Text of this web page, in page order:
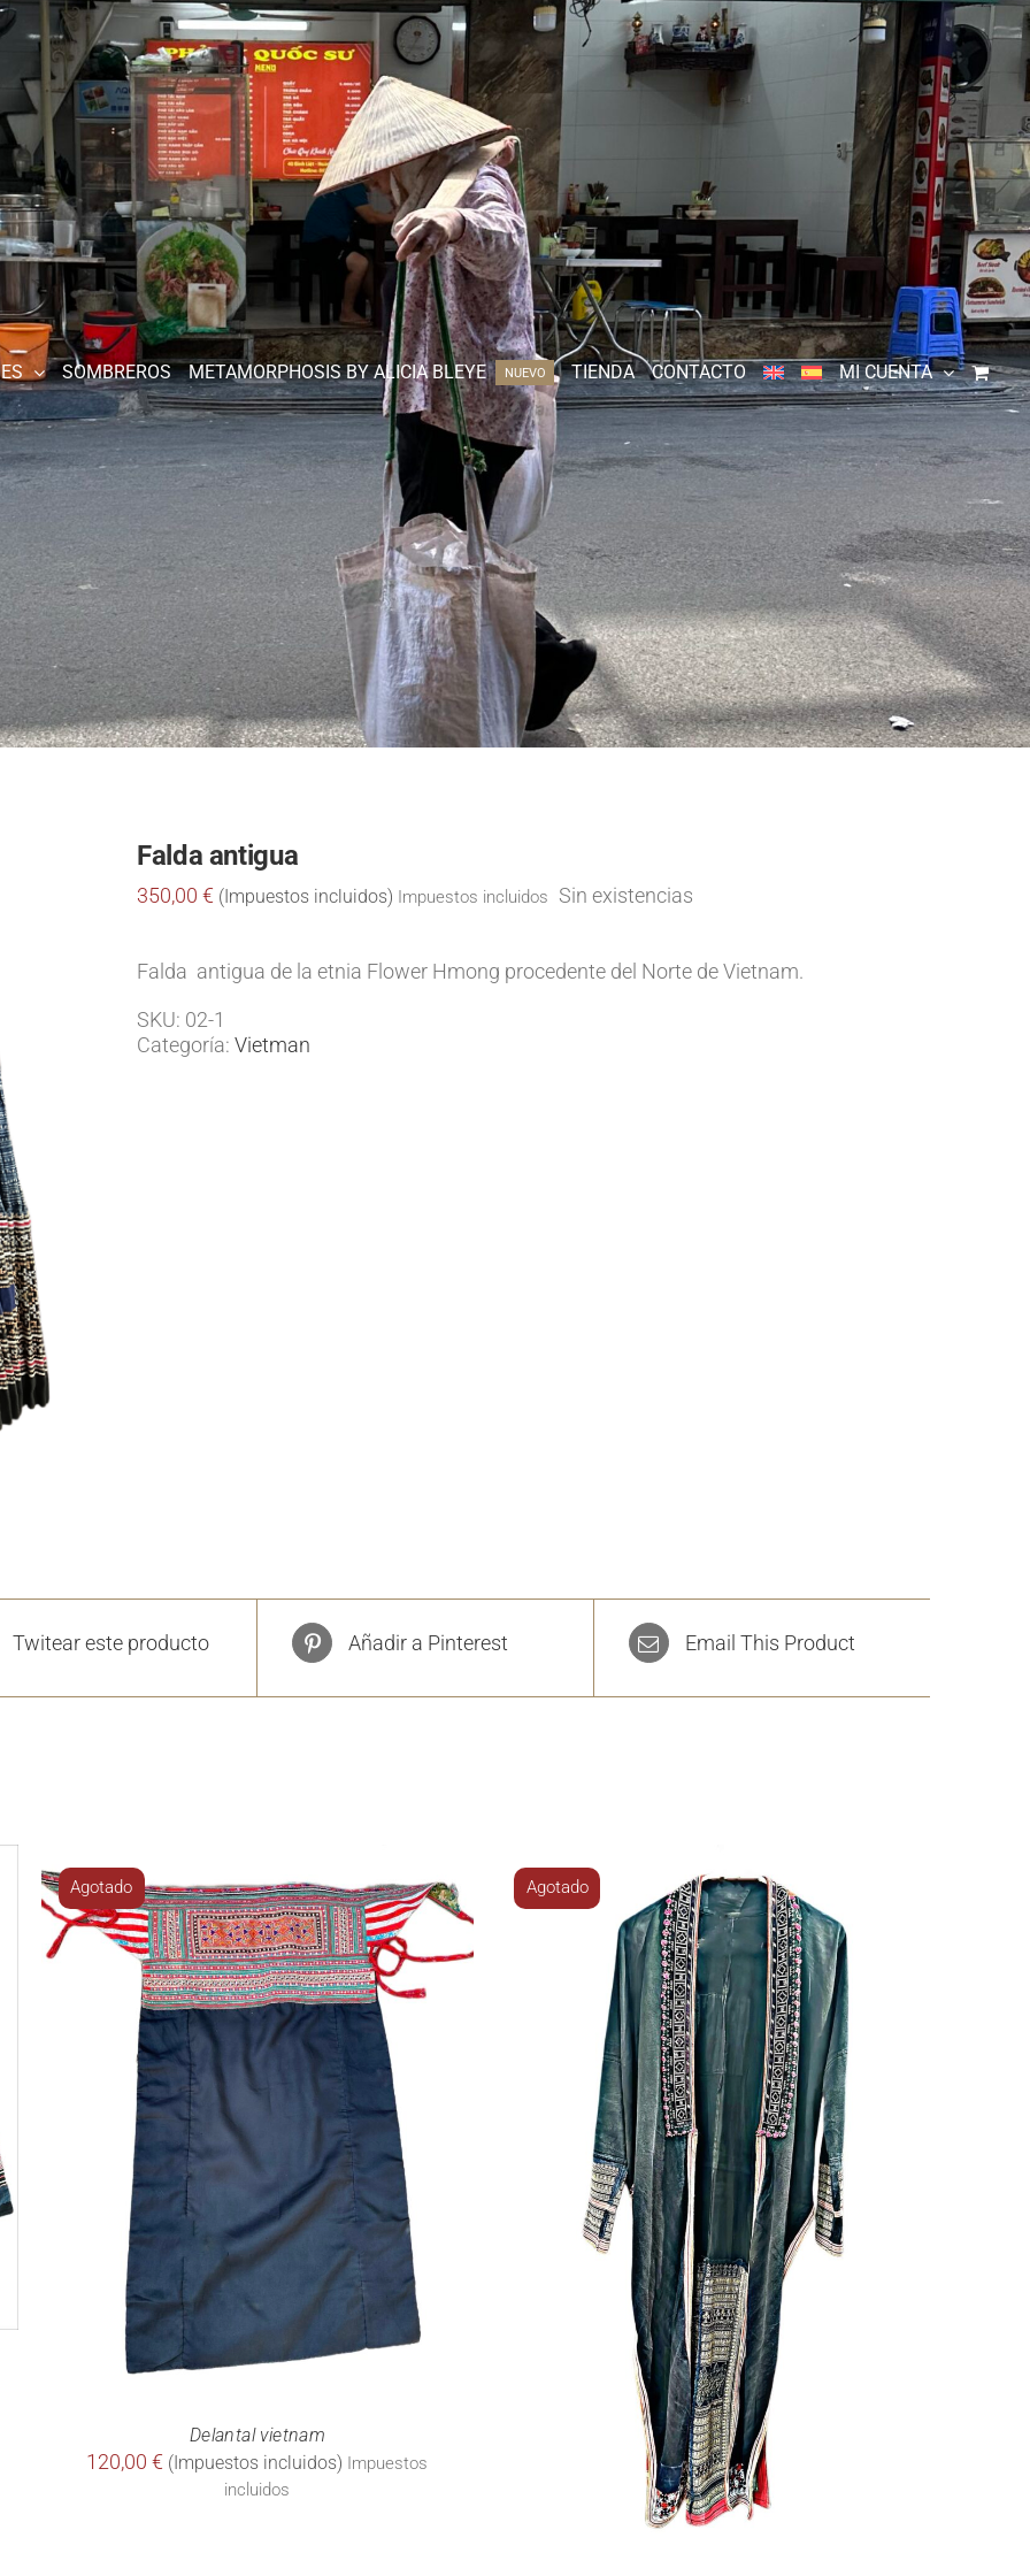
SOMBREROS METAMORPHOSIS BY ALICIA BLEYE NUEVO TIENDA CONTACTO MI CUENTA
Falda antigua
350,00 € Impuestos incluidos Sin existencias
Falda antigua de la etnia Flower Hmong procedente del Norte deVietnam.
SKU: 02-1
Categoría: Vietman
Twitear este producto Añadir a Pinterest Email This Product
Agotado
Delantal vietnam
120,00€
Impuestos
incluidos
Agotado